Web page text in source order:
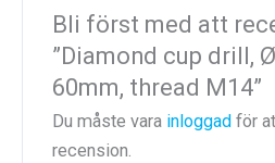
Bli först med att
”Diamond cup drill,
60mm, thread M14”
Du måste vara inloggad för
recension.